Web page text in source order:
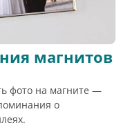
магнитов
фото на магните —
о